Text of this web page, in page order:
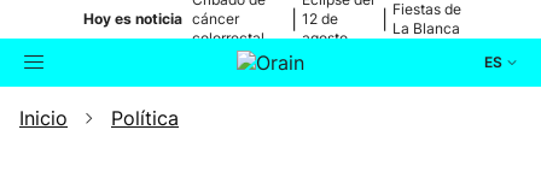
Hoy es noticia cáncer
colorrectal
12 de
agosto
Fiestas de
La Blanca
ES
Buscador
Inicio Política